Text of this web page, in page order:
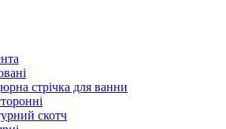
стрічка для ванни
скотч